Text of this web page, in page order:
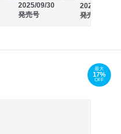
2025/09/30
発売号
2025/06/30
発売号
最大
17%
OFF